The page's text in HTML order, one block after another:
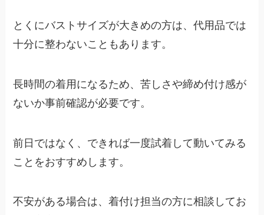
とくにバストサイズが大きめの方は、代用品では
十分に整わないこともあります。
長時間の着用になるため、苦しさや締め付け感が
ないか事前確認が必要です。
前日ではなく、できれば一度試着して動いてみる
ことをおすすめします。
不安がある場合は、着付け担当の方に相談してお